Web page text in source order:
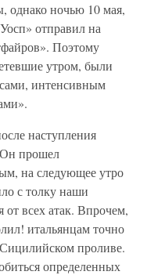
однако ночью 10 мая,
отправил на
Поэтому
утром, были
интенсивным
наступления
Он прошел
на следующее утро
с толку наши
от всех атак. Впрочем,
итальянцам точно
проливе.
определенных